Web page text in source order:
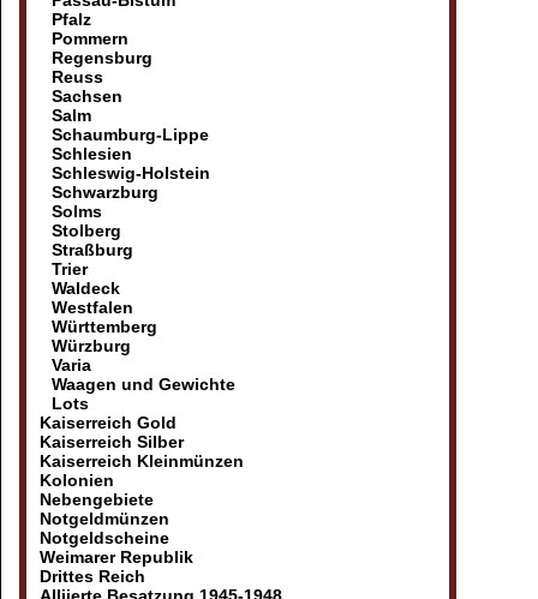
Pfalz
Pommern
Regensburg
Reuss
Sachsen
Salm
Schaumburg-Lippe
Schlesien
Schleswig-Holstein
Schwarzburg
Solms
Stolberg
Straßburg
Trier
Waldeck
Westfalen
Württemberg
Würzburg
Varia
Waagen und Gewichte
Lots
Kaiserreich Gold
Kaiserreich Silber
Kaiserreich Kleinmünzen
Kolonien
Nebengebiete
Notgeldmünzen
Notgeldscheine
Weimarer Republik
Drittes Reich